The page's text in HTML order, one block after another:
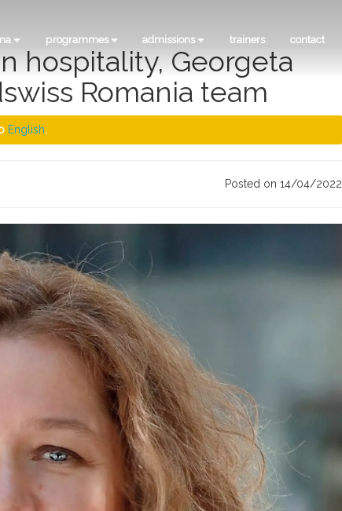
programmes admissions trainers contact
hospitality, Georgeta
Romania team
English.
Posted on 14/04/2022